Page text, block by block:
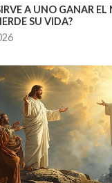
A UNO GANAR
SU VIDA?